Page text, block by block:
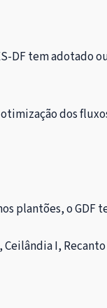
DF tem adotado
dos
plantões, o
I,